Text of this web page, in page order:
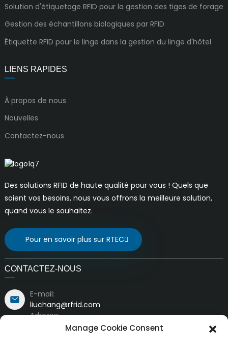
Solution d'étiquetage RFID pour la gestion des tiges de forage
Gestion des échantillons biologiques par RFID
Étiquette RFID pour le linge dans la gestion du linge d'hôtel
LIENS RAPIDES
À propos de nous
Nouvelles
Contactez-nous
Des solutions RFID de haute qualité pour vous ! Quels que
soient vos besoins, nous vous offrons la meilleure solution,
quand vous le souhaitez.
Pour en savoir plus sur RTEC
CONTACTEZ-NOUS
E-mail:
liuchang@rfrid.com
Adresse:
Bâtiment n° 10, Base d'innovation, District scientifique
Manage Cookie Consent